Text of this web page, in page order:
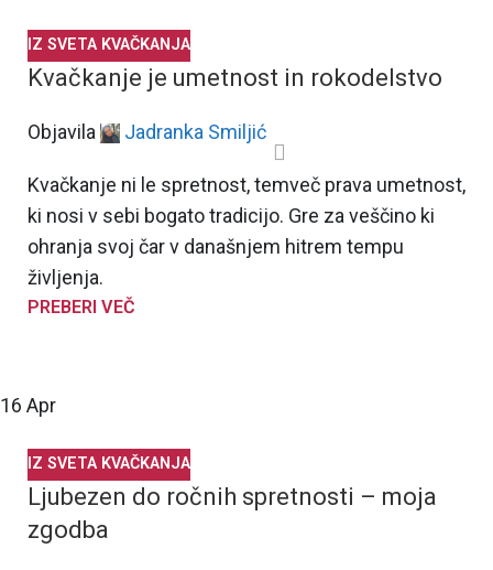
IZ SVETA KVAČKANJA
Kvačkanje je umetnost in rokodelstvo
Objavila Jadranka Smiljić
Kvačkanje ni le spretnost, temveč prava umetnost,
ki nosi v sebi bogato tradicijo. Gre za veščino ki
ohranja svoj čar v današnjem hitrem tempu
življenja.
PREBERI VEČ
16 Apr
IZ SVETA KVAČKANJA
Ljubezen do ročnih spretnosti – moja
zgodba